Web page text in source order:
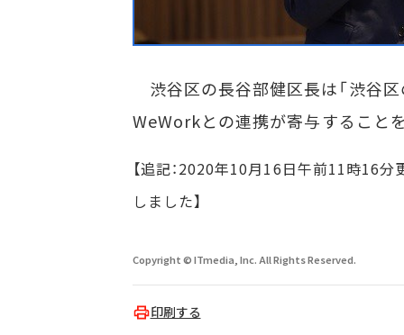
渋谷区の長谷部健区長は「渋谷
WeWorkとの連携が寄与すること
【追記：2020年10月16日午前11時16
しました】
Copyright © ITmedia, Inc. All Rights Reserved.
印刷する